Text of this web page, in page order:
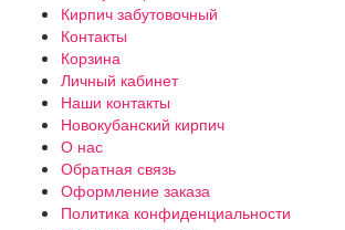
Кирпич забутовочный
Контакты
Корзина
Личный кабинет
Наши контакты
Новокубанский кирпич
О нас
Обратная связь
Оформление заказа
Политика конфиденциальности